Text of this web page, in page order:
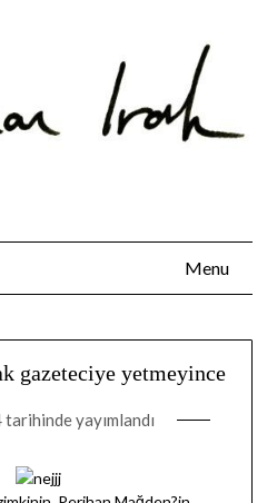
Menu
gazeteciye yetmeyince
tarihinde yayımlandı